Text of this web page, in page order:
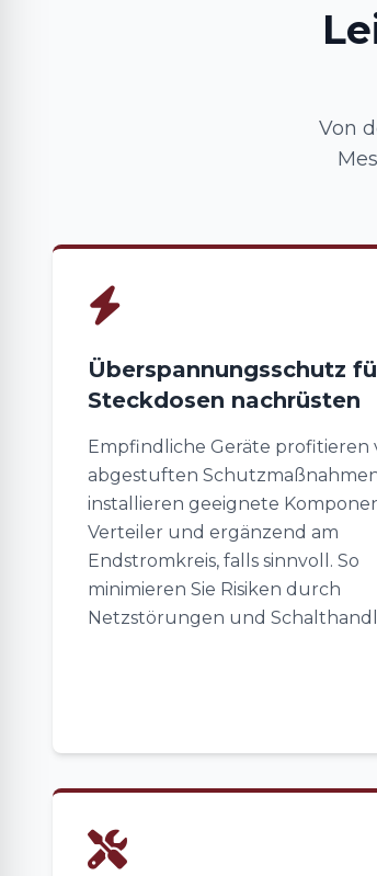
Von
Überspannungsschutz
Steckdosen nachrüsten
Empfindliche Geräte profitieren
abgestuften
installieren geeignete
Verteiler und ergänzend am
Endstromkreis, falls sinnvoll. So
minimieren Sie Risiken durch
Netzstörungen und